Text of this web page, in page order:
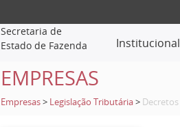
Secretaria de
Estado de Fazenda
Institucional
EMPRESAS
Empresas > Legislação Tributária > Decretos